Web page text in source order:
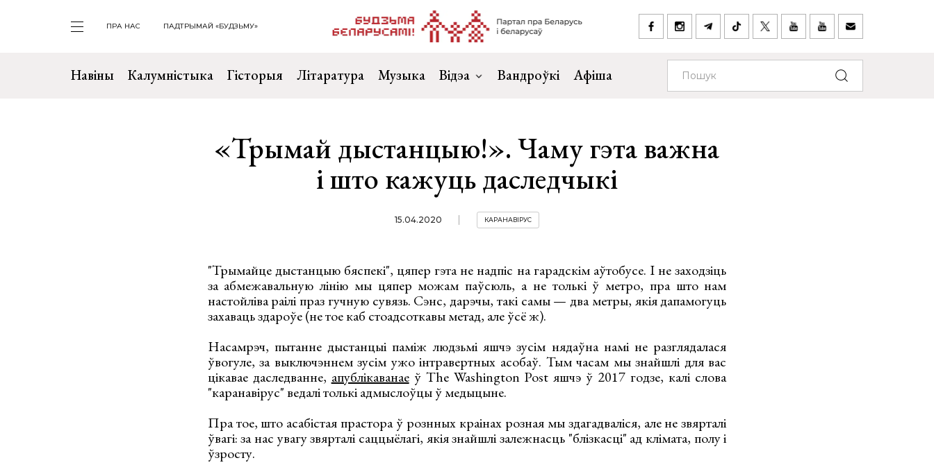
ПРА НАС ПАДТРЫМАЙ «БУДЗЬМУ»
Навіны Калумністыка Гісторыя Літаратура Музыка Відэа Вандроўкі Афіша
«Трымай дыстанцыю!». Чаму гэта важна
і што кажуць даследчыкі
15.04.2020 КАРАНАВІРУС
"Трымайце дыстанцыю бяспекі", цяпер гэта не надпіс на гарадскім аўтобусе. І не заходзіць
за абмежавальную лінію мы цяпер можам паўсюль, а не толькі ў метро, пра што нам
настойліва раілі праз гучную сувязь. Сэнс, дарэчы, такі самы — два метры, якія дапамогуць
захаваць здароўе (не тое каб стоадсоткавы метад, але ўсё ж).
Насамрэч, пытанне дыстанцыі паміж людзьмі яшчэ зусім нядаўна намі не разглядалася
ўвогуле, за выключэннем зусім ужо інтравертных асобаў. Тым часам мы знайшлі для вас
цікавае даследванне, апублікаванаеў The Washington Post яшчэ ў 2017 годзе, калі слова
"каранавірус" ведалі толькі адмыслоўцы ў медыцыне.
Пра тое, што асабістая прастора ў рознных краінах розная мы здагадваліся, але не звярталі
ўвагі: за нас увагу звярталі саццыёлагі, якія знайшлі залежнасць "блізкасці" ад клімата, полу і
ўзросту.